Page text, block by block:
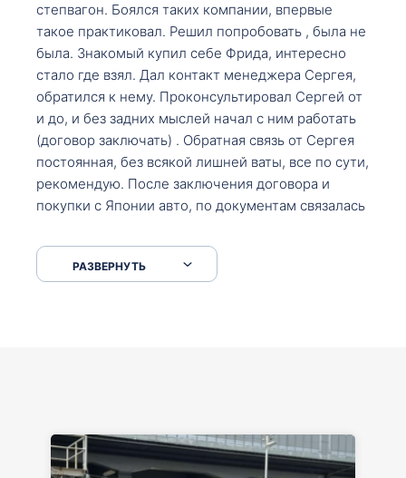
степвагон. Боялся таких компании, впервые
такое практиковал. Решил попробовать , была не
была. Знакомый купил себе Фрида, интересно
стало где взял. Дал контакт менеджера Сергея,
обратился к нему. Проконсультировал Сергей от
и до, и без задних мыслей начал с ним работать
(договор заключать) . Обратная связь от Сергея
постоянная, без всякой лишней ваты, все по сути,
рекомендую. После заключения договора и
покупки с Японии авто, по документам связалась
что заполнить, куда зайти, образцы и т.д. После
приехал за авто. Меня тепло встретили Сергей с
РАЗВЕРНУТЬ